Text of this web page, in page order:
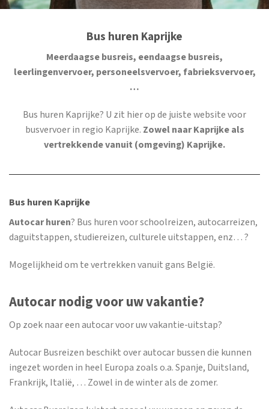
Bus huren Kaprijke
Meerdaagse busreis, eendaagse busreis,
leerlingenvervoer, personeelsvervoer, fabrieksvervoer,
…
Bus huren Kaprijke? U zit hier op de juiste website voor
busvervoer in regio Kaprijke. Zowel naar Kaprijke als
vertrekkende vanuit (omgeving) Kaprijke.
Bus huren Kaprijke
Autocar huren? Bus huren voor schoolreizen, autocarreizen,
daguitstappen, studiereizen, culturele uitstappen, enz… ?
Mogelijkheid om te vertrekken vanuit gans België.
Autocar nodig voor uw vakantie?
Op zoek naar een autocar voor uw vakantie-uitstap?
Autocar Busreizen beschikt over autocar bussen die kunnen
ingezet worden in heel Europa zoals o.a. Spanje, Duitsland,
Frankrijk, Italië, … Zowel in de winter als de zomer.